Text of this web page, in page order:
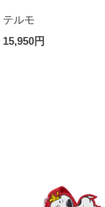
テルモ
15,950円